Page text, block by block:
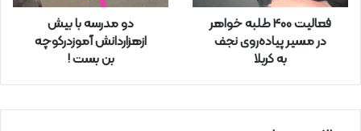
ر
فعالیت 400 طلبه خواهر
در مسیر پیاده‌روی نجف
به کربلا
دو مدرسه با بیش
ازهزاردانش آموزدرکوچه
بن بست !